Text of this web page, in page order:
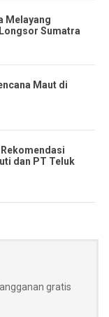
Melayang
Sumatra
Maut di
Rekomendasi
dan PT Teluk
gratis